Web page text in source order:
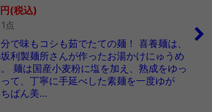
円(税込)
点
で味もコシも茹でたての麺！ 喜養麺は、
利製麺所さんが作ったお湯かけにゅうめ
麺は国産小麦粉に塩を加え、熟成をゆっ
って、丁寧に手延べした素麺を一度ゆが
ばん美…